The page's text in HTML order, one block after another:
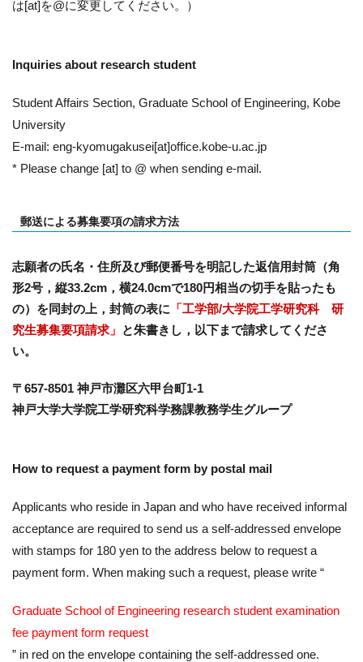
は[at]を@に変更してください。）
Inquiries about research student
Student Affairs Section, Graduate School of Engineering, Kobe
University
E-mail: eng-kyomugakusei[at]office.kobe-u.ac.jp
* Please change [at] to @ when sending e-mail.
郵送による募集要項の請求方法
志願者の氏名・住所及び郵便番号を明記した返信用封筒（角
形2号，縦33.2cm，横24.0cmで180円相当の切手を貼ったも
の）を同封の上，封筒の表に 「工学部/大学院工学研究科 研
究生募集要項請求 」 と朱書きし，以下まで請求してくださ
い。
〒657-8501 神戸市灘区六甲台町1-1
神戸大学大学院工学研究科学務課教務学生グループ
How to request a payment form by postal mail
Applicants who reside in Japan and who have received informal
acceptance are required to send us a self-addressed envelope
with stamps for 180 yen to the address below to request a
payment form. When making such a request, please write “
Graduate School of Engineering research student examination
fee payment form request
” in red on the envelope containing the self-addressed one.